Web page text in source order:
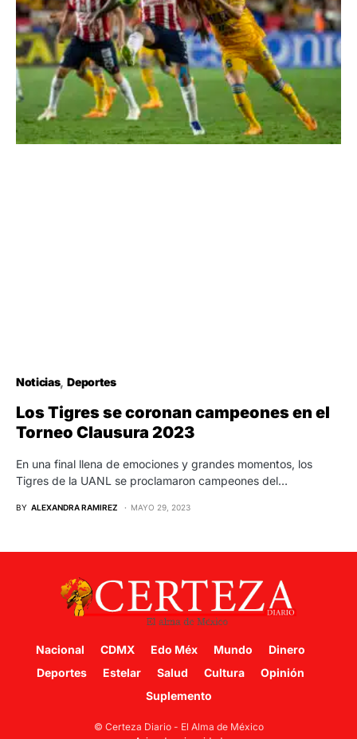
Noticias Deportes
Los Tigres se coronan campeones en el
Torneo Clausura 2023
En una final llena de emociones y grandes momentos, los
Tigres de la UANL se proclamaron campeones del…
BY ALEXANDRA RAMIREZ MAYO 29, 2023
Nacional CDMX Edo Méx Mundo
Dinero
Deportes
Estelar Salud Cultura
Opinión
Suplemento
© Certeza Diario - El Alma de México